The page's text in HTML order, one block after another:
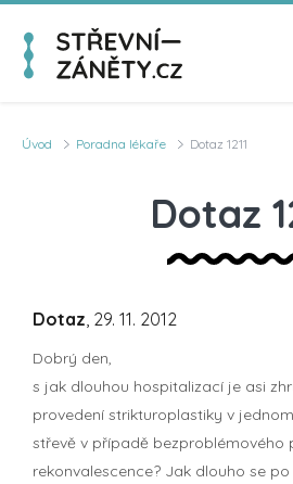
Úvod Poradna lékaře Dotaz 1211
Dotaz
Dotaz, 29. 11. 2012
Dobrý den,
s jak dlouhou hospitalizací je asi
provedení strikturoplastiky v
střevě v případě bezproblémového
rekonvalescence? Jak dlouho se